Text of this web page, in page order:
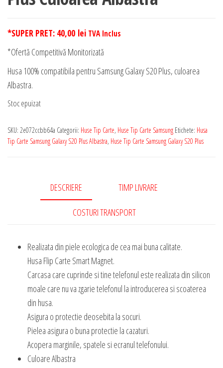
*SUPER PRET: 40,00 lei TVA Inclus
*Ofertă Competitivă Monitorizată
Husa 100% compatibila pentru Samsung Galaxy S20 Plus, culoarea
Albastra.
Stoc epuizat
SKU: 2e072ccbb64a Categorii: Huse Tip Carte, Huse Tip Carte Samsung Etichete: Husa
Tip Carte Samsung Galaxy S20 Plus Albastra, Huse Tip Carte Samsung Galaxy S20 Plus
DESCRIERE TIMP LIVRARE
COSTURI TRANSPORT
Realizata din piele ecologica de cea mai buna calitate.
Husa Flip Carte Smart Magnet.
Carcasa care cuprinde si tine telefonul este realizata din silicon
moale care nu va zgarie telefonul la introducerea si scoaterea
din husa.
Asigura o protectie deosebita la socuri.
Pielea asigura o buna protectie la cazaturi.
Acopera marginile, spatele si ecranul telefonului.
Culoare Albastra